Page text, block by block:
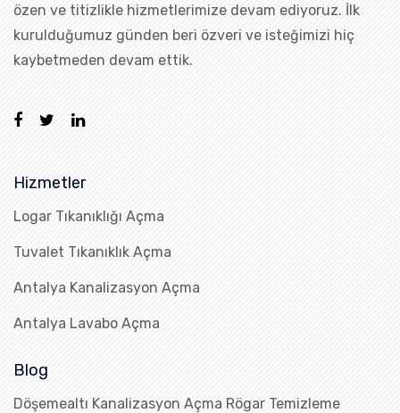
özen ve titizlikle hizmetlerimize devam ediyoruz. İlk
kurulduğumuz günden beri özveri ve isteğimizi hiç
kaybetmeden devam ettik.
Hizmetler
Logar Tıkanıklığı Açma
Tuvalet Tıkanıklık Açma
Antalya Kanalizasyon Açma
Antalya Lavabo Açma
Blog
Döşemealtı Kanalizasyon Açma Rögar Temizleme